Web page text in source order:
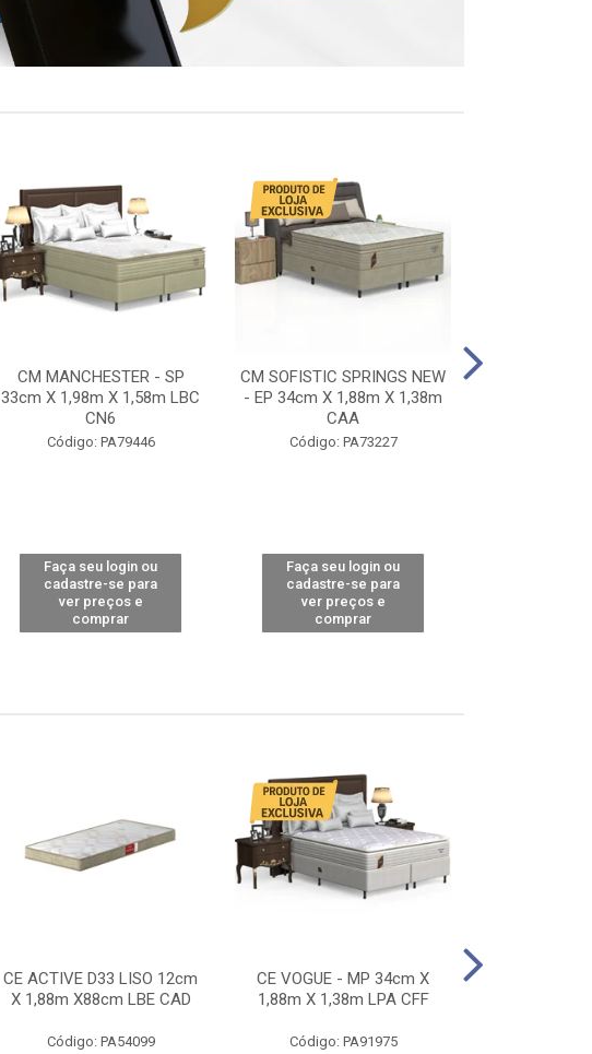
CM MANCHESTER - SP
33cm X 1,98m X 1,58m LBC
CN6
Código: PA79446
Faça seu login ou
cadastre-se para
ver preços e
comprar
CM SOFISTIC SPRINGS NEW
- EP 34cm X 1,88m X 1,38m
CAA
Código: PA73227
Faça seu login ou
cadastre-se para
ver preços e
comprar
CE ACTIVE D33 LISO 12cm
X 1,88m X88cm LBE CAD
Código: PA54099
CE VOGUE - MP 34cm X
1,88m X 1,38m LPA CFF
Código: PA91975